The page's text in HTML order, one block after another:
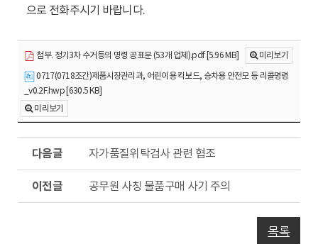
으로 전화주시기 바랍니다.
첨부. 정기3차 수거등의 명령 공표문 (53개 업체).pdf [5.96 MB]
미리보기
0717(0718조간)제품시장관리과, 어린이용 킥보드, 승차용 안전모 등 리콜명령
_v0.2F.hwp [630.5 KB]
미리보기
글
자가품질위탁검사 관련 협조
글
공무원 사칭 물품구매 사기 주의
목록